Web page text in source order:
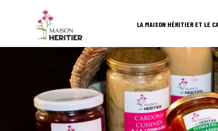
LA MAISON HÉRITIER ET LE